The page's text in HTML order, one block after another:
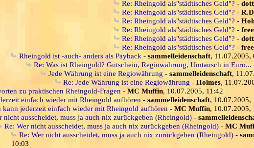
Re: Rheingold als"städtisches Geld"? -
Re: Rheingold als"städtisches Geld"? -
Re: Rheingold als"städtisches Geld"? -
Re: Rheingold als"städtisches Geld"? -
Re: Rheingold als"städtisches Geld"? -
Re: Rheingold als"städtisches Geld"? -
Rheingold ist -auch- anders als Payback - sammelleidenschaft, 11.07.2005,
Re: Was ist Rheingold? Gutschein, Regiowährung, Umtausch in Euro...
Jede Währung ist eine Regiowährung - sammelleidenschaft,
Re: Jede Währung ist eine Regiowährung - Holmes,
zu praktischen Rheingold-Fragen - MC Muffin, 10.07.2005, 11:42
einfach wieder mit Rheingold aufhören - sammelleidenschaft, 10.07.2005,
kann jederzeit einfach wieder mit Rheingold aufhören - MC Muffin, 10.07.2005,
nicht ausscheidet, muss ja auch nix zurückgeben (Rheingold) -
Re: Wer nicht ausscheidet, muss ja auch nix zurückgeben (Rheingold) - MC
Re: Wer nicht ausscheidet, muss ja auch nix zurückgeben (Rheingold) -
10:03